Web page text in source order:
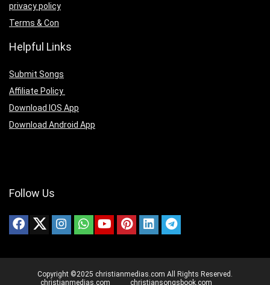
privacy policy
Terms & Con
Helpful Links
Submit Songs
Affiliate Policy
Download IOS App
Download Android App
Follow Us
Copyright ©2025 christianmedias.com All Rights Reserved.
christianmedias.com
christiansongsbook.com